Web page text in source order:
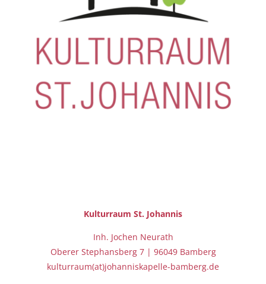
Kulturraum St. Johannis
Inh. Jochen Neurath
Oberer Stephansberg 7 | 96049 Bamberg
kulturraum(at)johanniskapelle-bamberg.de